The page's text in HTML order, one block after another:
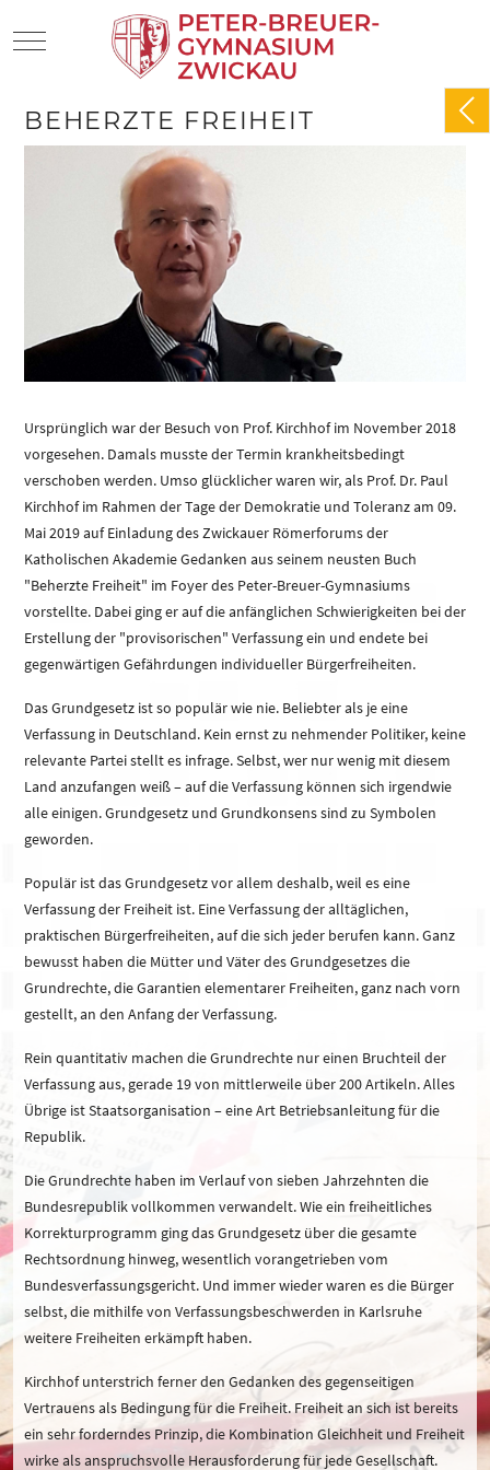
Mobile Menu Toggle
BEHERZTE FREIHEIT
Ursprünglich war der Besuch von Prof. Kirchhof im November 2018
vorgesehen. Damals musste der Termin krankheitsbedingt
verschoben werden. Umso glücklicher waren wir, als Prof. Dr. Paul
Kirchhof im Rahmen der Tage der Demokratie und Toleranz am 09.
Mai 2019 auf Einladung des Zwickauer Römerforums der
Katholischen Akademie Gedanken aus seinem neusten Buch
"Beherzte Freiheit" im Foyer des Peter-Breuer-Gymnasiums
vorstellte. Dabei ging er auf die anfänglichen Schwierigkeiten bei der
Erstellung der "provisorischen" Verfassung ein und endete bei
gegenwärtigen Gefährdungen individueller Bürgerfreiheiten.
Das Grundgesetz ist so populär wie nie. Beliebter als je eine
Verfassung in Deutschland. Kein ernst zu nehmender Politiker, keine
relevante Partei stellt es infrage. Selbst, wer nur wenig mit diesem
Land anzufangen weiß – auf die Verfassung können sich irgendwie
alle einigen. Grundgesetz und Grundkonsens sind zu Symbolen
geworden.
Populär ist das Grundgesetz vor allem deshalb, weil es eine
Verfassung der Freiheit ist. Eine Verfassung der alltäglichen,
praktischen Bürgerfreiheiten, auf die sich jeder berufen kann. Ganz
bewusst haben die Mütter und Väter des Grundgesetzes die
Grundrechte, die Garantien elementarer Freiheiten, ganz nach vorn
gestellt, an den Anfang der Verfassung.
Rein quantitativ machen die Grundrechte nur einen Bruchteil der
Verfassung aus, gerade 19 von mittlerweile über 200 Artikeln. Alles
Übrige ist Staatsorganisation – eine Art Betriebsanleitung für die
Republik.
Die Grundrechte haben im Verlauf von sieben Jahrzehnten die
Bundesrepublik vollkommen verwandelt. Wie ein freiheitliches
Korrekturprogramm ging das Grundgesetz über die gesamte
Rechtsordnung hinweg, wesentlich vorangetrieben vom
Bundesverfassungsgericht. Und immer wieder waren es die Bürger
selbst, die mithilfe von Verfassungsbeschwerden in Karlsruhe
weitere Freiheiten erkämpft haben.
Kirchhof unterstrich ferner den Gedanken des gegenseitigen
Vertrauens als Bedingung für die Freiheit. Freiheit an sich ist bereits
ein sehr forderndes Prinzip, die Kombination Gleichheit und Freiheit
wirke als anspruchsvolle Herausforderung für jede Gesellschaft.